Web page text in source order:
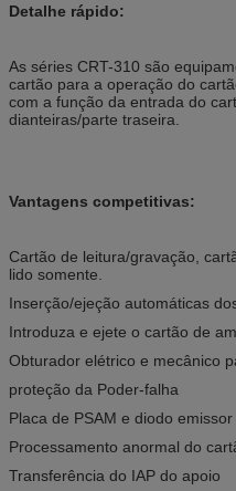
Detalhe rápido:
As séries CRT-310 são
cartão para a operação do
com a função da entrada do
dianteiras/parte traseira.
Vantagens competitivas:
Cartão de leitura/gravação,
lido somente.
Inserção/ejeção automáticas
Introduza e ejete o cartão de
Obturador elétrico e mecânico
proteção da Poder-falha
Placa de PSAM e diodo
Processamento anormal do
Transferência do IAP do apoio